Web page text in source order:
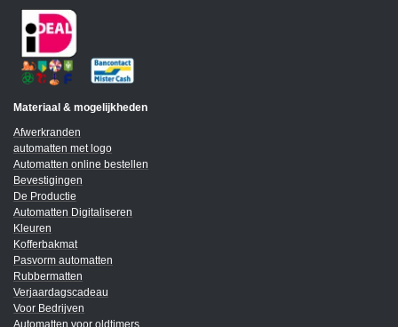
Materiaal & mogelijkheden
Afwerkranden
automatten met logo
Automatten online bestellen
Bevestigingen
De Productie
Automatten Digitaliseren
Kleuren
Kofferbakmat
Pasvorm automatten
Rubbermatten
Verjaardagscadeau
Voor Bedrijven